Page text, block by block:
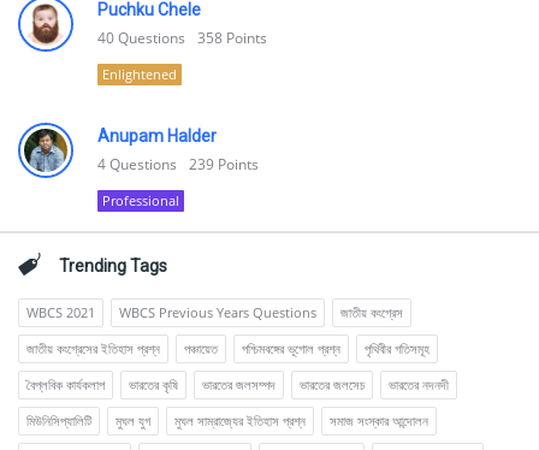
Puchku Chele
40Questions 358 Points
Enlightened
Anupam Halder
4Questions 239 Points
Professional
Trending Tags
WBCS 2021 WBCS Previous Years Questions
জাতীয় কংগ্রেস
জাতীয় কংগ্রেসের ইতিহাস প্রশ্ন
পঞ্চায়েত পশ্চিমবঙ্গের ভূগোল প্রশ্ন
পৃথিবীর গতিসমূহ
বৈপ্লবিক কার্যকলাপ
ভারতের কৃষি ভারতের জলসম্পদ ভারতের জলসেচ
ভারতের নদনদী
মিউনিসিপ্যালিটি
মুঘল যুগ মুঘল সাম্রাজ্যের ইতিহাস প্রশ্ন
সমাজ সংস্কার আন্দোলন